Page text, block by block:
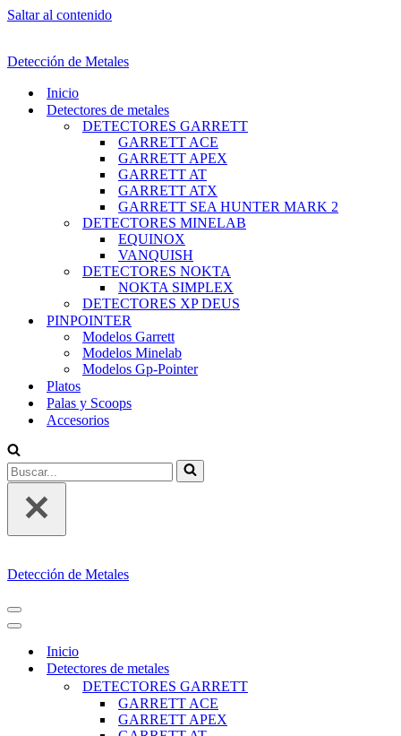
Saltar al contenido
Detección de Metales
Inicio
Detectores de metales
DETECTORES GARRETT
GARRETT ACE
GARRETT APEX
GARRETT AT
GARRETT ATX
GARRETT SEA HUNTER MARK 2
DETECTORES MINELAB
EQUINOX
VANQUISH
DETECTORES NOKTA
NOKTA SIMPLEX
DETECTORES XP DEUS
PINPOINTER
Modelos Garrett
Modelos Minelab
Modelos Gp-Pointer
Platos
Palas y Scoops
Accesorios
Buscar...
Detección de Metales
MENÚ
DE
NAVEGACIÓN
MENÚ
DE
NAVEGACIÓN
Inicio
Detectores de metales
DETECTORES GARRETT
GARRETT ACE
GARRETT APEX